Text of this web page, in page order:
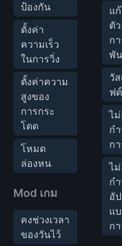
ป้องกัน
ตั้งค่า
ความเร็ว
ในการวิ่ง
ตั้งค่าความ
สูงของ
การกระ
โดด
โหมด
ล่องหน
Mod เกม
คงช่วงเวลา
ของวันไว้
แ
ตั
ก
พั
วั
ฟ
ไ
ก
ก
ไ
ก
อั
แ
ก